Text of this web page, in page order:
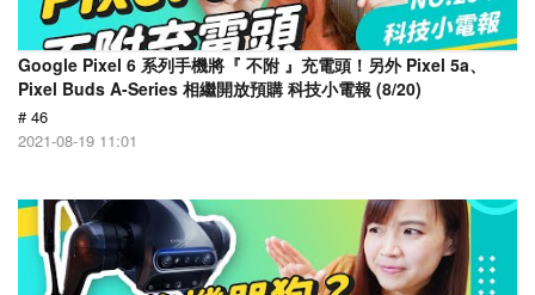
Google Pixel 6 系列手機將『 不附 』充電頭！另外 Pixel 5a、
Pixel Buds A-Series 相繼開放預購 科技小電報 (8/20)
# 46
2021-08-19 11:01